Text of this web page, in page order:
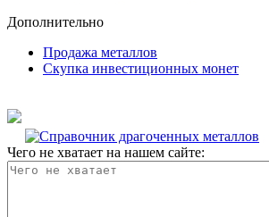
Дополнительно
Продажа металлов
Скупка инвестиционных монет
Чего не хватает на нашем сайте: